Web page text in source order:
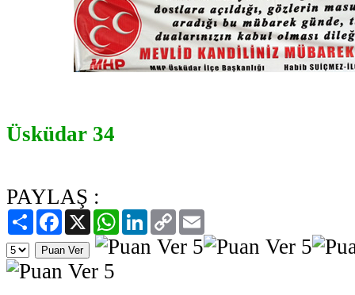
Üsküdar 34
PAYLAŞ :
PaylaşFacebook
X WhatsAppLinkedIn
Copy
Link